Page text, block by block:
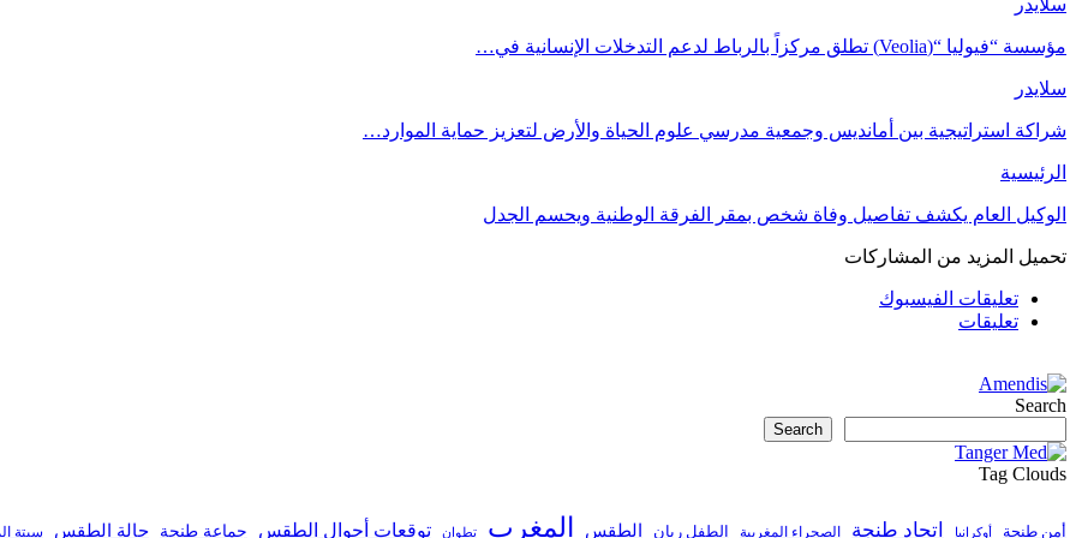
مؤسسة “فيوليا “(Veolia) تطلق مركزاً بالرباط لدعم التدخلات الإنسانية في…
سلايدر
شراكة استراتيجية بين أمانديس وجمعية مدرسي علوم الحياة والأرض لتعزيز حماية الموارد…
الرئيسية
الوكيل العام يكشف تفاصيل وفاة شخص بمقر الفرقة الوطنية ويحسم الجدل
تحميل المزيد من المشاركات
تعليقات الفيسبوك
تعليقات
Search
Search
Tag Clouds
أمن طنجة أوكرانيا اتحاد طنجة الصحراء المغربية الطفل ريان الطقس المغرب تطوان توقعات أحوال الطقس جماعة طنجة حالة الطقس سبتة